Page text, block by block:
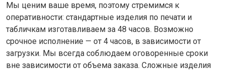
Мы ценим ваше время, поэтому стремимся к
оперативности: стандартные изделия по печати и
табличкам изготавливаем за 48 часов. Возможно
срочное исполнение — от 4 часов, в зависимости от
загрузки. Мы всегда соблюдаем оговоренные сроки
вне зависимости от объема заказа. Сложные изделия